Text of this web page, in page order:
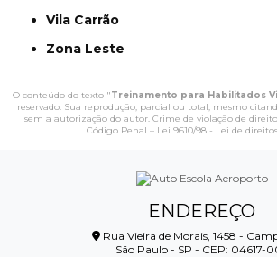
Vila Carrão
Zona Leste
O conteúdo do texto "Treinamento para Habilitados
reservado. Sua reprodução, parcial ou total, mesmo
sem a autorização do autor. Crime de violação de
Código Penal – Lei 9610/98 - Lei de
ENDEREÇO
Rua Vieira de Morais, 1458 -
São Paulo - SP - CEP: 04617-